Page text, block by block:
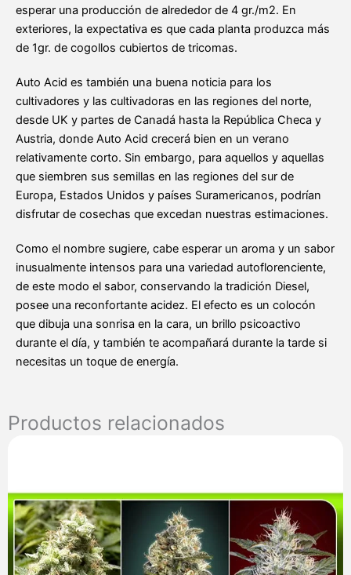
esperar una producción de alrededor de 4 gr./m2. En
exteriores, la expectativa es que cada planta produzca más
de 1gr. de cogollos cubiertos de tricomas.
Auto Acid es también una buena noticia para los
cultivadores y las cultivadoras en las regiones del norte,
desde UK y partes de Canadá hasta la República Checa y
Austria, donde Auto Acid crecerá bien en un verano
relativamente corto. Sin embargo, para aquellos y aquellas
que siembren sus semillas en las regiones del sur de
Europa, Estados Unidos y países Suramericanos, podrían
disfrutar de cosechas que excedan nuestras estimaciones.
Como el nombre sugiere, cabe esperar un aroma y un sabor
inusualmente intensos para una variedad autoflorenciente,
de este modo el sabor, conservando la tradición Diesel,
posee una reconfortante acidez. El efecto es un colocón
que dibuja una sonrisa en la cara, un brillo psicoactivo
durante el día, y también te acompañará durante la tarde si
necesitas un toque de energía.
Productos relacionados